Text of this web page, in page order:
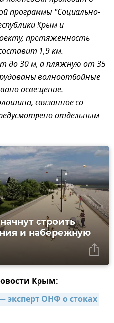
программы "Социально-
Крым и
протяженность
1,9 км.
до 30 м, а пляжную от 35
волноотбойные
освещение.
связанное со
отдельным
строить
и набережную
Крым:
эксперт ОНФ о стоках